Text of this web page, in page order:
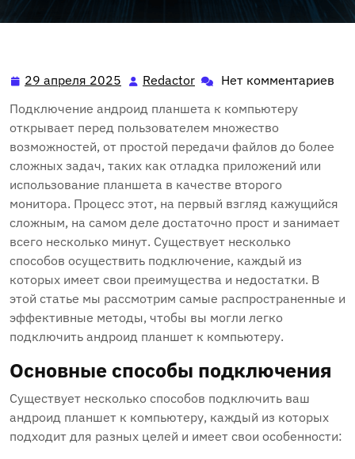
29 апреля 2025 29
2025
Redactor Redactor
Нет комментариев
Подключение андроид планшета к компьютеру
открывает перед пользователем множество
возможностей, от простой передачи файлов до более
сложных задач, таких как отладка приложений или
использование планшета в качестве второго
монитора. Процесс этот, на первый взгляд кажущийся
сложным, на самом деле достаточно прост и занимает
всего несколько минут. Существует несколько
способов осуществить подключение, каждый из
которых имеет свои преимущества и недостатки. В
этой статье мы рассмотрим самые распространенные и
эффективные методы, чтобы вы могли легко
подключить андроид планшет к компьютеру.
Основные способы подключения
Существует несколько способов подключить ваш
андроид планшет к компьютеру, каждый из которых
подходит для разных целей и имеет свои особенности: